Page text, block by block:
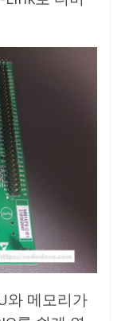
와 메모리가